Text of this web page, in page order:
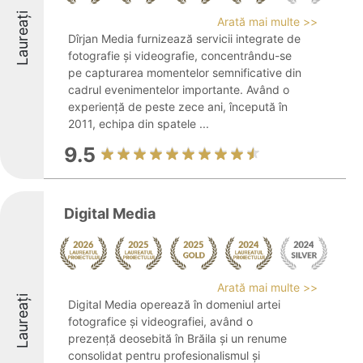
Laureați
Arată mai multe >>
Dîrjan Media furnizează servicii integrate de
fotografie și videografie, concentrându-se
pe capturarea momentelor semnificative din
cadrul evenimentelor importante. Având o
experiență de peste zece ani, începută în
2011, echipa din spatele ...
9.5
Laureați
Digital Media
Arată mai multe >>
Digital Media operează în domeniul artei
fotografice și videografiei, având o
prezență deosebită în Brăila și un renume
consolidat pentru profesionalismul și